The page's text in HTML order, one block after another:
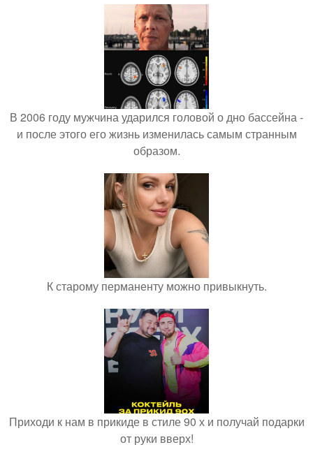
В 2006 году мужчина ударился головой о дно бассейна -
и после этого его жизнь изменилась самым странным
образом.
К старому перманенту можно привыкнуть.
Приходи к нам в прикиде в стиле 90 х и получай подарки
от руки вверх!